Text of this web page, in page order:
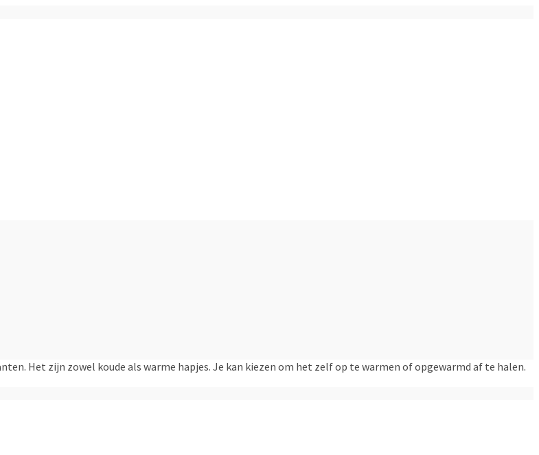
Het zijn zowel koude als warme hapjes. Je kan kiezen om het zelf op te warmen of opgewarmd af te halen.